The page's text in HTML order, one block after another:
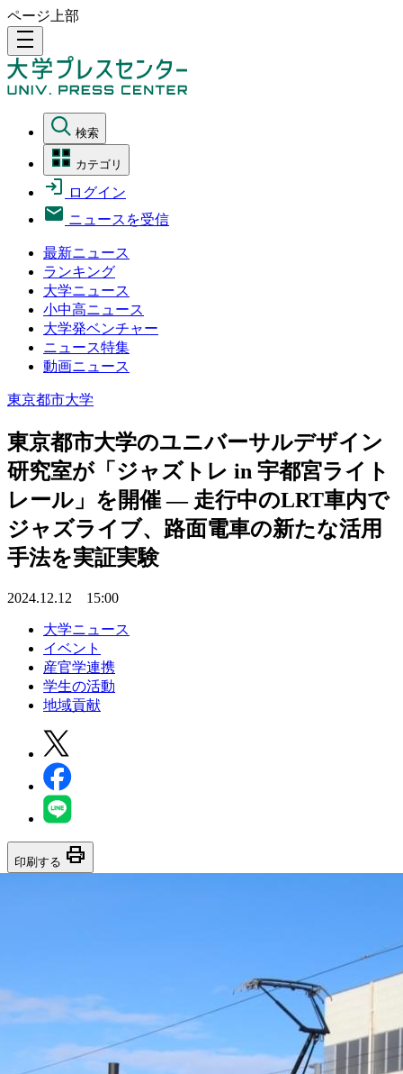
ページ上部
density_medium
検索
カテゴリ
ログイン
ニュースを受信
最新ニュース
ランキング
大学ニュース
小中高ニュース
大学発ベンチャー
ニュース特集
動画ニュース
東京都市大学
東京都市大学のユニバーサルデザイン
研究室が「ジャズトレ in 宇都宮ライト
レール」を開催 ― 走行中のLRT車内で
ジャズライブ、路面電車の新たな活用
手法を実証実験
2024.12.12 15:00
大学ニュース
イベント
産官学連携
学生の活動
地域貢献
印刷する print